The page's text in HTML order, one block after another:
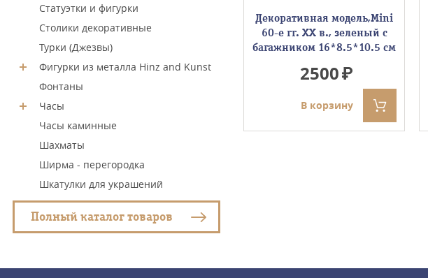
Статуэтки и фигурки
Столики декоративные
Турки (Джезвы)
Фигурки из металла Hinz and Kunst
Фонтаны
Часы
Часы каминные
Шахматы
Ширма - перегородка
Шкатулки для украшений
Полный каталог товаров
Модель ретро-автомобиль
30-е гг. ХХв. 28*11*15.5 см
4950
Декоративная модель,Mini
60-е гг. XX в., зеленый с
багажником 16*8.5*10.5 см
2500
В корзину